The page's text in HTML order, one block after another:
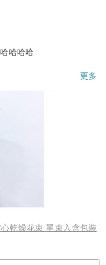
哈哈哈
更多
乾燥花束 單束入含包裝